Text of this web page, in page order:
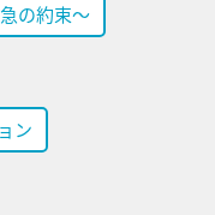
の約束～
ン